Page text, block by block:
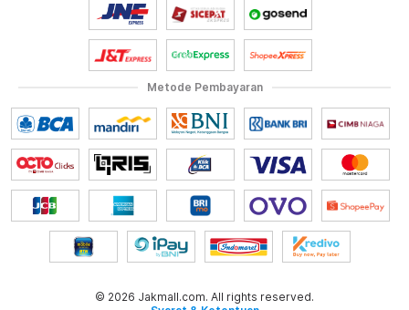
Metode Pembayaran
© 2026 Jakmall.com. All rights reserved.